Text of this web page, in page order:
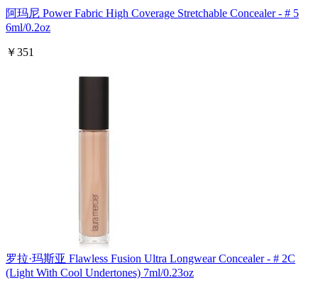
阿玛尼 Power Fabric High Coverage Stretchable Concealer - # 5
6ml/0.2oz
￥351
罗拉·玛斯亚 Flawless Fusion Ultra Longwear Concealer - # 2C
(Light With Cool Undertones) 7ml/0.23oz